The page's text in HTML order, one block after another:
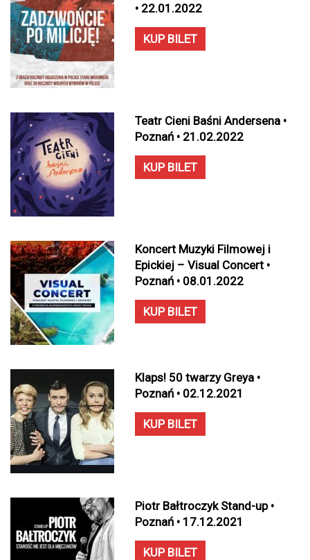
• 22.01.2022
KUP BILET
Teatr Cieni Baśni Andersena •
Poznań • 21.02.2022
KUP BILET
Koncert Muzyki Filmowej i
Epickiej – Visual Concert •
Poznań • 08.01.2022
KUP BILET
Klaps! 50 twarzy Greya •
Poznań • 02.12.2021
KUP BILET
Piotr Bałtroczyk Stand-up •
Poznań • 17.12.2021
KUP BILET